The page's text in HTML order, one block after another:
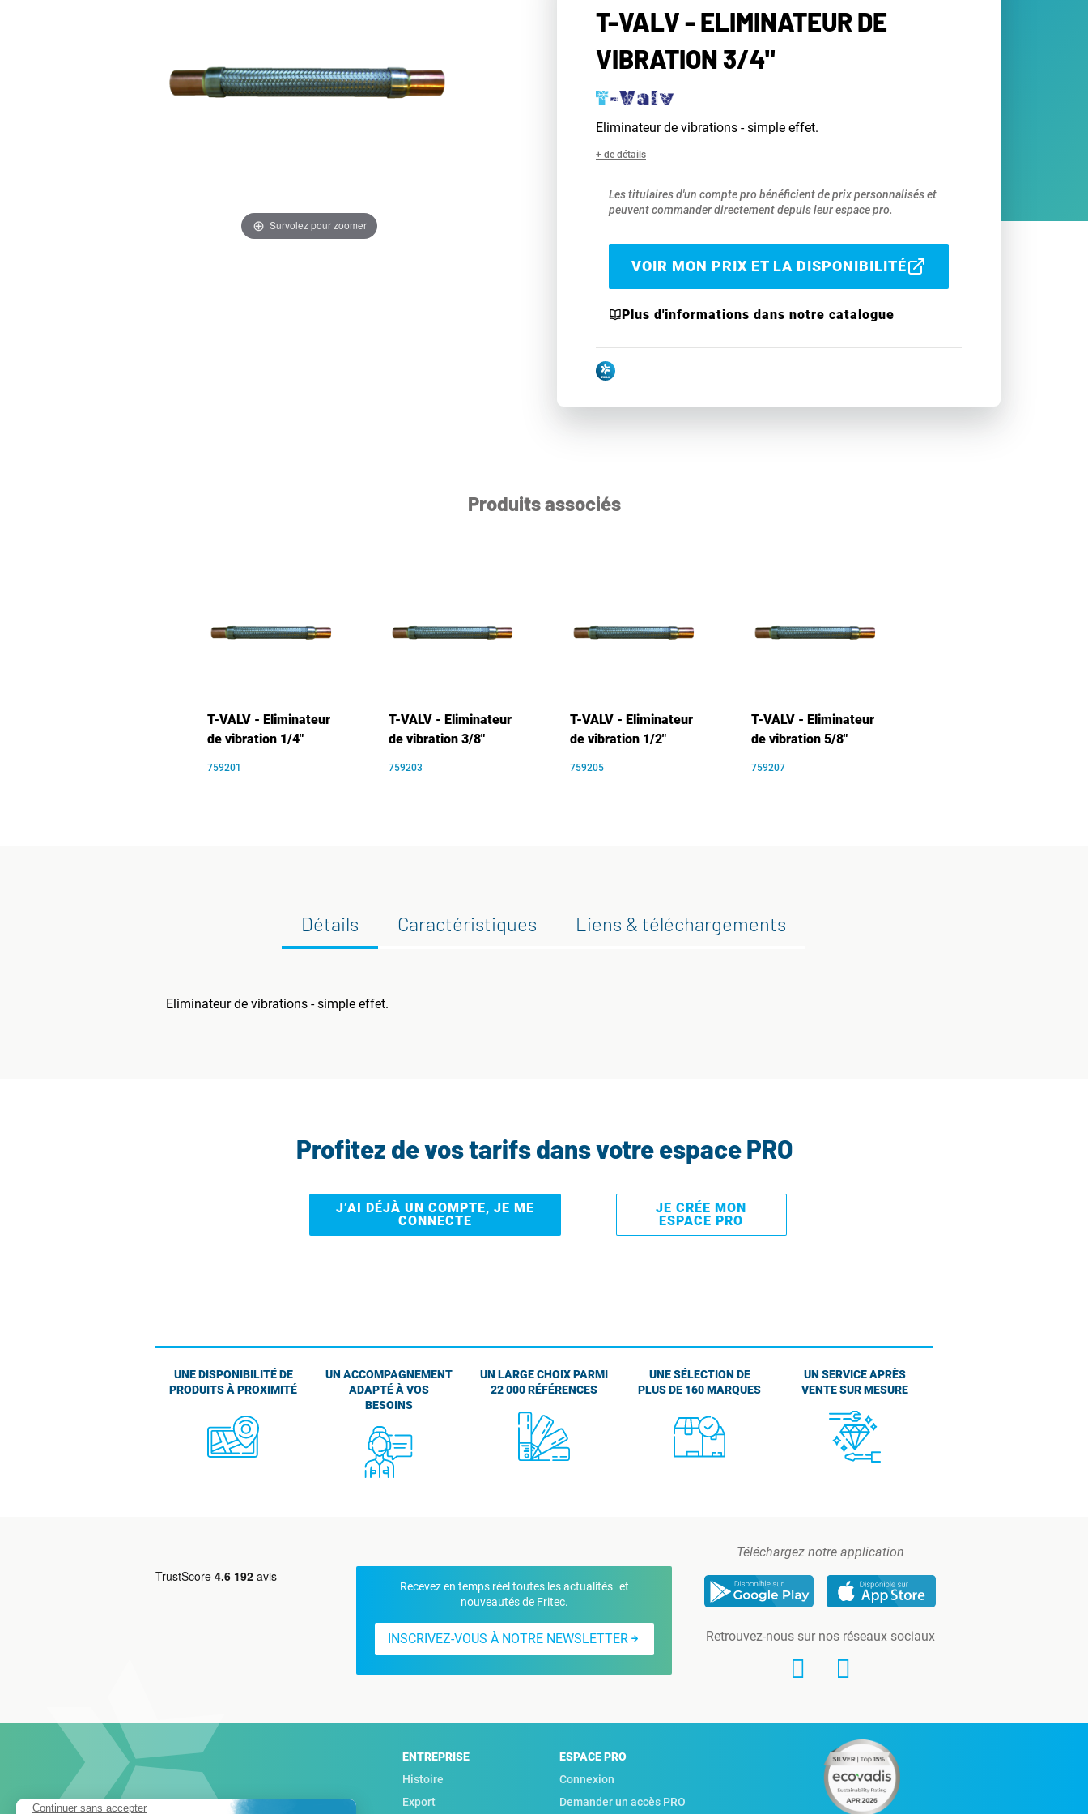
Survolez pour zoomer
T-VALV - ELIMINATEUR DE
VIBRATION 3/4"
Eliminateur de vibrations - simple effet.
+ de détails
Les titulaires d'un compte pro bénéficient de prix personnalisés et
peuvent commander directement depuis leur espace pro.
VOIR MON PRIX ET LA DISPONIBILITÉ
Plus d'informations dans notre catalogue
Produits associés
T-VALV - Eliminateur
de vibration 1/4"
759201
T-VALV - Eliminateur
de vibration 3/8"
759203
T-VALV - Eliminateur
de vibration 1/2"
759205
T-VALV - Eliminateur
de vibration 5/8"
759207
Détails Caractéristiques Liens & téléchargements
Eliminateur de vibrations - simple effet.
Profitez de vos tarifs dans votre espace PRO
J’AI DÉJÀ UN COMPTE, JE ME
CONNECTE
JE CRÉE MON
ESPACE PRO
UNE DISPONIBILITÉ DE
PRODUITS À PROXIMITÉ
UN ACCOMPAGNEMENT
ADAPTÉ À VOS
BESOINS
UN LARGE CHOIX PARMI
22 000 RÉFÉRENCES
UNE SÉLECTION DE
PLUS DE 160 MARQUES
UN SERVICE APRÈS
VENTE SUR MESURE
Recevez en temps réel toutes les actualités et
nouveautés de Fritec.
INSCRIVEZ-VOUS À NOTRE NEWSLETTER
Téléchargez notre application
Retrouvez-nous sur nos réseaux sociaux
ENTREPRISE
Histoire
Export
ESPACE PRO
Connexion
Demander un accès PRO